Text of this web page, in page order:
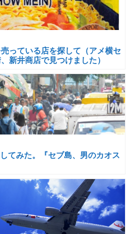
っている店を探して（アメ横セ
新井商店で見つけました）
てみた。『セブ島、男のカオス